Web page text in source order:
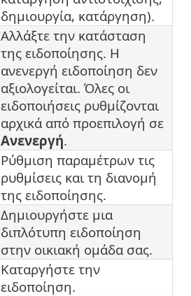
δημιουργία, κατάργηση).
Αλλάξτε την κατάσταση
της ειδοποίησης. Η
ανενεργή ειδοποίηση δεν
αξιολογείται. Όλες οι
ειδοποιήσεις ρυθμίζονται
αρχικά από προεπιλογή σε
Ανενεργή.
Ρύθμιση παραμέτρων τις
ρυθμίσεις και τη διανομή
της ειδοποίησης.
Δημιουργήστε μια
διπλότυπη ειδοποίηση
στην οικιακή ομάδα σας.
Καταργήστε την
ειδοποίηση.